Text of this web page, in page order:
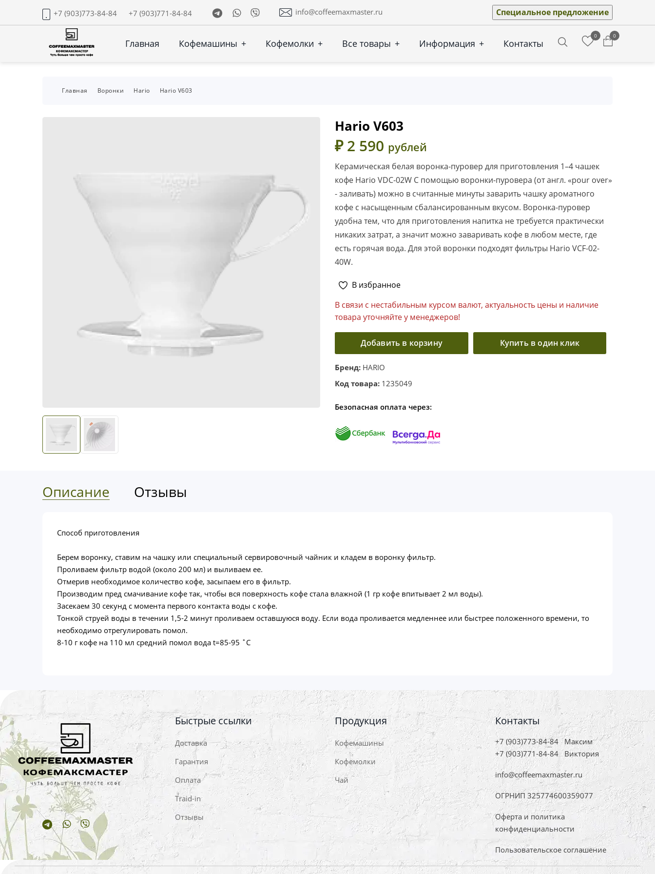
+7 (903)773-84-84 +7 (903)771-84-84 TelegramWhatsapp
Viber info@coffeemaxmaster.ru Специальное предложение
Главная Кофемашины + Кофемолки + Все товары + Информация + Контакты
0 0
Главная Воронки Hario Hario V603
Hario V603
₽ 2 590 рублей
Керамическая белая воронка-пуровер для приготовления 1–4 чашек
кофе Hario VDC-02W С помощью воронки-пуровера (от англ. «pour over»
- заливать) можно в считанные минуты заварить чашку ароматного
кофе с насыщенным сбалансированным вкусом. Воронка-пуровер
удобна тем, что для приготовления напитка не требуется практически
никаких затрат, а значит можно заваривать кофе в любом месте, где
есть горячая вода. Для этой воронки подходят фильтры Hario VCF-02-
40W.
В избранное
В связи с нестабильным курсом валют, актуальность цены и наличие
товара уточняйте у менеджеров!
Добавить в корзину Купить в один клик
Бренд: HARIO
Код товара: 1235049
Безопасная оплата через:
Описание Отзывы
Cпособ приготовления
Берем воронку, ставим на чашку или специальный сервировочный чайник и кладем в воронку фильтр.
Проливаем фильтр водой (около 200 мл) и выливаем ее.
Отмерив необходимое количество кофе, засыпаем его в фильтр.
Производим пред смачивание кофе так, чтобы вся поверхность кофе стала влажной (1 гр кофе впитывает 2 мл воды).
Засекаем 30 секунд с момента первого контакта воды с кофе.
Тонкой струей воды в течении 1,5-2 минут проливаем оставшуюся воду. Если вода проливается медленнее или быстрее положенного времени, то
необходимо отрегулировать помол.
8-10 г кофе на 110 мл средний помол вода t=85-95 ˚C
TelegramWhatsapp
Viber
Быстрые ссылки
Доставка
Гарантия
Оплата
Traid-in
Отзывы
Продукция
Кофемашины
Кофемолки
Чай
Контакты
+7 (903)773-84-84Максим
+7 (903)771-84-84Виктория
info@coffeemaxmaster.ru
ОГРНИП 325774600359077
Оферта и политика
конфиденциальности
Пользовательское соглашение